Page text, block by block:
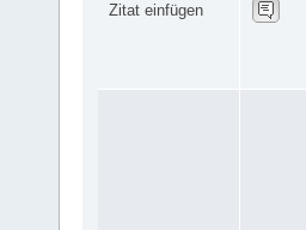
Zitat einfügen